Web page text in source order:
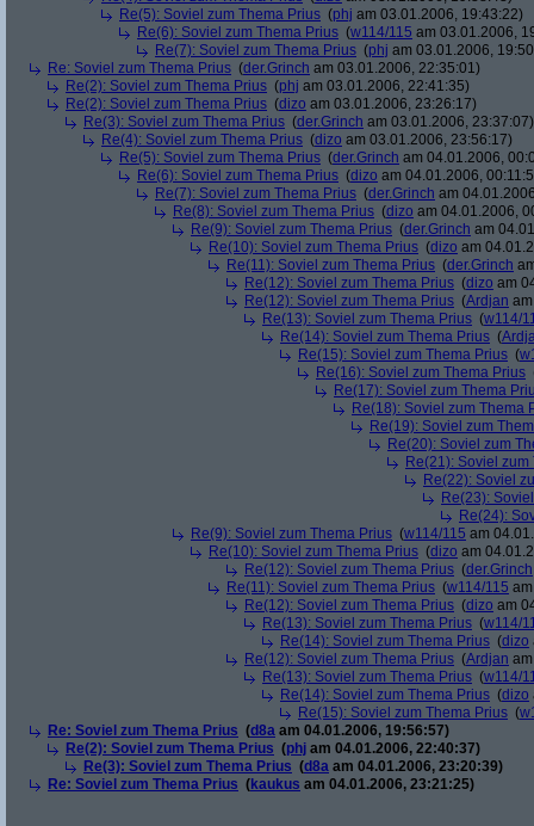
Re(5): Soviel zum Thema Prius (phj am 03.01.2006, 19:43:22)
Re(6): Soviel zum Thema Prius (w114/115 am 03.01.2006,
Re(7): Soviel zum Thema Prius (phj am 03.01.2006,
Re: Soviel zum Thema Prius (der.Grinch am 03.01.2006, 22:35:01)
Re(2): Soviel zum Thema Prius (phj am 03.01.2006, 22:41:35)
Re(2): Soviel zum Thema Prius (dizo am 03.01.2006, 23:26:17)
Re(3): Soviel zum Thema Prius (der.Grinch am 03.01.2006, 23:37:07)
Re(4): Soviel zum Thema Prius (dizo am 03.01.2006, 23:56:17)
Re(5): Soviel zum Thema Prius (der.Grinch am 04.01.2006,
Re(6): Soviel zum Thema Prius (dizo am 04.01.2006,
Re(7): Soviel zum Thema Prius (der.Grinch am
Re(8): Soviel zum Thema Prius (dizo am 04.01.2006,
Re(9): Soviel zum Thema Prius (der.Grinch am
Re(10): Soviel zum Thema Prius (dizo am
Re(11): Soviel zum Thema Prius (der.Grinch
Re(12): Soviel zum Thema Prius (dizo am
Re(12): Soviel zum Thema Prius (Ardjan
Re(13): Soviel zum Thema Prius (w114/
Re(14): Soviel zum Thema Prius (
Re(15): Soviel zum Thema Prius (
Re(16): Soviel zum Thema Prius
Re(17): Soviel zum Thema
Re(18): Soviel zum Thema
Re(19): Soviel zum
Re(20): Soviel zum
Re(21): Soviel zum
Re(22): Soviel
Re(23):
Re(24):
Re(9): Soviel zum Thema Prius (w114/115 am
Re(10): Soviel zum Thema Prius (dizo am
Re(12): Soviel zum Thema Prius (der.Grinch
Re(11): Soviel zum Thema Prius (w114/115
Re(12): Soviel zum Thema Prius (dizo am
Re(13): Soviel zum Thema Prius (w114/
Re(14): Soviel zum Thema Prius (dizo
Re(12): Soviel zum Thema Prius (Ardjan
Re(13): Soviel zum Thema Prius (w114/
Re(14): Soviel zum Thema Prius (dizo
Re(15): Soviel zum Thema Prius (
Re: Soviel zum Thema Prius (d8a am 04.01.2006, 19:56:57)
Re(2): Soviel zum Thema Prius (phj am 04.01.2006, 22:40:37)
Re(3): Soviel zum Thema Prius (d8a am 04.01.2006, 23:20:39)
Re: Soviel zum Thema Prius (kaukus am 04.01.2006, 23:21:25)